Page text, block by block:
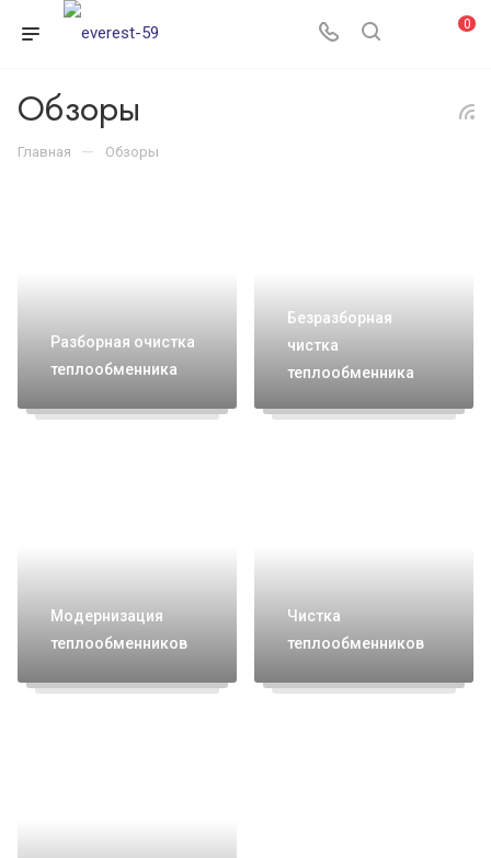
0
Обзоры
Главная — Обзоры
Разборная очистка
теплообменника
Безразборная
чистка
теплообменника
Модернизация
теплообменников
Чистка
теплообменников